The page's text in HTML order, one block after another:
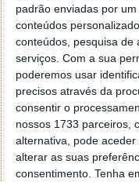
padrão enviadas por
conteúdos
conteúdos, pesquisa de
serviços. Com a sua
poderemos usar
precisos através da
consentir o
nossos 1733 parceiros,
alternativa, pode
alterar as suas
consentimento. Tenha
Promo Dia de São
MS Office 2021 e
SGO50
Além disso, na
produtos Microsoft,
com a sua nova